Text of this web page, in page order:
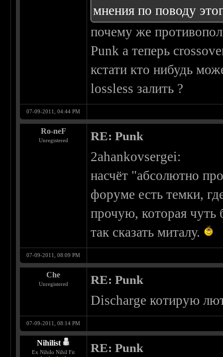
мнения по поводу
почему же
Punk а теперь
кстати кто нибудь
lossless залить ?
07-09-2011, 04:44 PM
Ro-neF
Unregistered RE: Punk
2ahankovsergei:
насчёт "абсолютно
форуме есть темки,
прочую, которая
так сказать миталу.
07-09-2011, 08:09 PM
Che
Unregistered RE: Punk
Discharge котирую
07-09-2011, 08:14 PM
Nihilist
Ex Nihilo Nihil Fit RE: Punk